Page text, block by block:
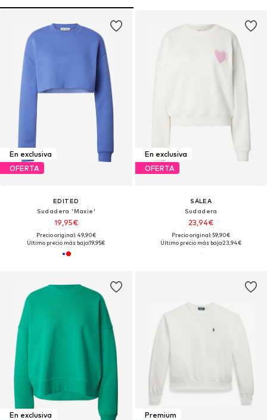
En exclusiva
OFERTA
EDITED
Sudadera 'Maxie'
19,95€
Precio original: 49,90€
Último precio más bajo:19,95€
En exclusiva
OFERTA
SÁLEA
Sudadera
23,94€
Precio original: 59,90€
Último precio más bajo:23,94€
En exclusiva
Premium